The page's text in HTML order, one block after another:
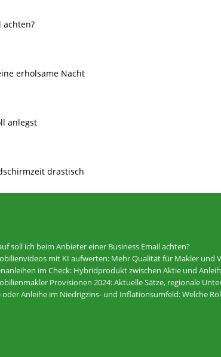
achten?
erholsame Nacht
anlegst
drastisch
soll ich beim Anbieter einer Business Email achten?
mit KI aufwerten: Mehr Qualität für Makler und
im Check: Hybridprodukt zwischen Aktie und
Provisionen 2024: Aktuelle Sätze, regionale
oder Anleihe im Niedrigzins- und Inflationsumfeld: Welche